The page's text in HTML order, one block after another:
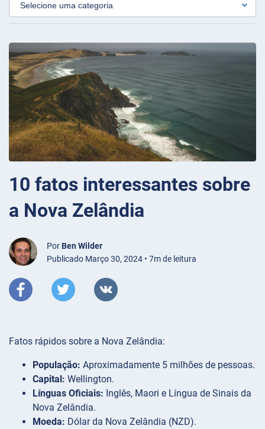
10 fatos interessantes sobre
a Nova Zelândia
Por Ben Wilder
Publicado Março 30, 2024 • 7m de leitura
Fatos rápidos sobre a Nova Zelândia:
População: Aproximadamente 5 milhões de pessoas.
Capital: Wellington.
Línguas Oficiais: Inglês, Maori e Língua de Sinais da
Nova Zelândia.
Moeda: Dólar da Nova Zelândia (NZD).